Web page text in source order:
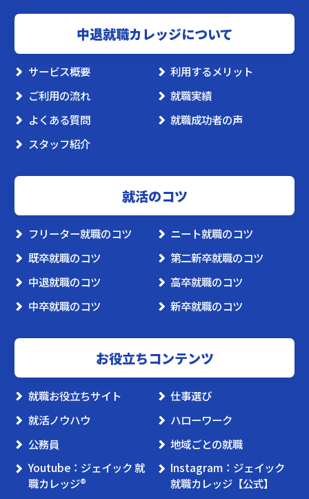
中退就職カレッジについて
サービス概要
利用するメリット
ご利用の流れ
就職実績
よくある質問
就職成功者の声
スタッフ紹介
就活のコツ
フリーター就職のコツ
ニート就職のコツ
既卒就職のコツ
第二新卒就職のコツ
中退就職のコツ
高卒就職のコツ
中卒就職のコツ
新卒就職のコツ
お役立ちコンテンツ
就職お役立ちサイト
仕事選び
就活ノウハウ
ハローワーク
公務員
地域ごとの就職
Youtube：ジェイック 就
職カレッジ®
Instagram：ジェイック
就職カレッジ【公式】